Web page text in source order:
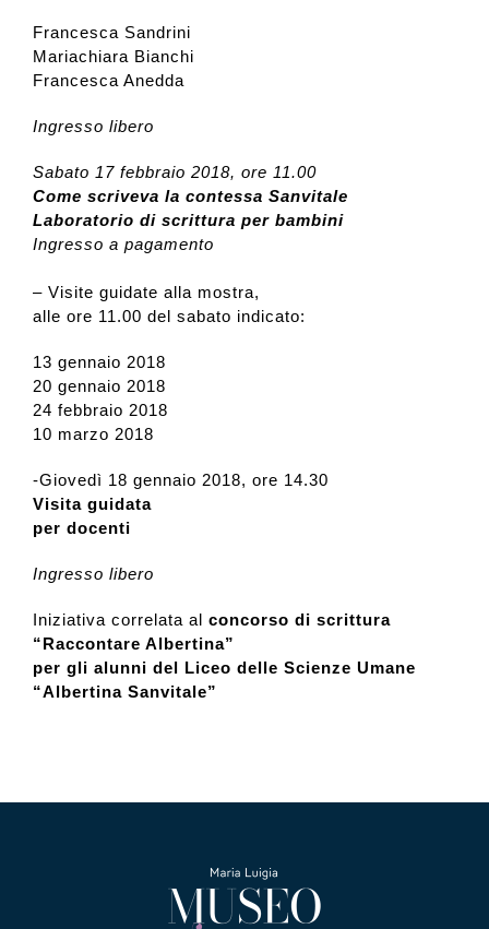
Francesca Sandrini
Mariachiara Bianchi
Francesca Anedda
Ingresso libero
Sabato 17 febbraio 2018, ore 11.00
Come scriveva la contessa Sanvitale
Laboratorio di scrittura per bambini
Ingresso a pagamento
– Visite guidate alla mostra,
alle ore 11.00 del sabato indicato:
13 gennaio 2018
20 gennaio 2018
24 febbraio 2018
10 marzo 2018
-Giovedì 18 gennaio 2018, ore 14.30
Visita guidata
per docenti
Ingresso libero
Iniziativa correlata al concorso di scrittura
“Raccontare Albertina”
per gli alunni del Liceo delle Scienze Umane
“Albertina Sanvitale”